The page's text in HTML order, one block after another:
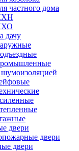
частного дома
дачу
двери
двери
двери